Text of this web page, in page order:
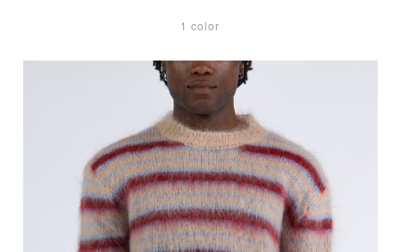
1 color